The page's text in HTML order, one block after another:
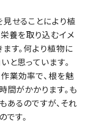
せることにより植
養を取り込むイメ
す。何より植物に
と思っています。
業効率で、根を魅
間がかかります。も
あるのですが、それ
す。